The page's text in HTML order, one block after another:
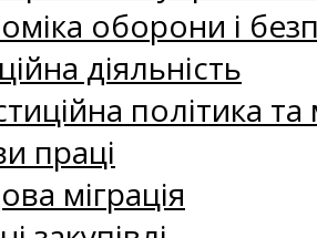
оборони і
діяльність
політика
праці
міграція